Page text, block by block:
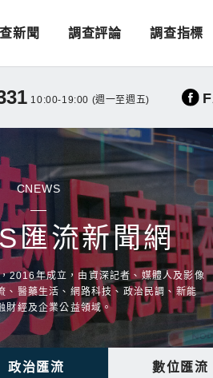
新聞 調查評論 調查指標
10:00-19:00 (週一至週五)
CNEWS
匯流新聞網
2016年成立，由資深記者、媒體人及影像
、醫藥生活、網路科技、政治民調、新能
財經及企業公益領域。
政治匯流 數位匯流